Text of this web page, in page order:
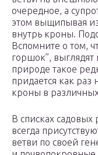
очередное, а
этом выщипывая
внутрь кроны.
Вспомните о том,
горшок”,
природе такое
придается как раз
кроны в
В списках
всегда
ветви по своей